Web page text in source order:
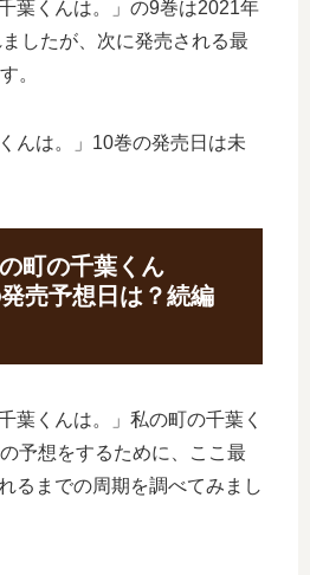
葉くんは。」の9巻は2021年
したが、次に発売される最
。
んは。」10巻の発売日は未
町の千葉くん
売予想日は？続編
葉くんは。」私の町の千葉く
予想をするために、ここ最
るまでの周期を調べてみまし